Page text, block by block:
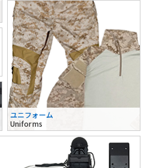
ユニフォーム
Uniforms